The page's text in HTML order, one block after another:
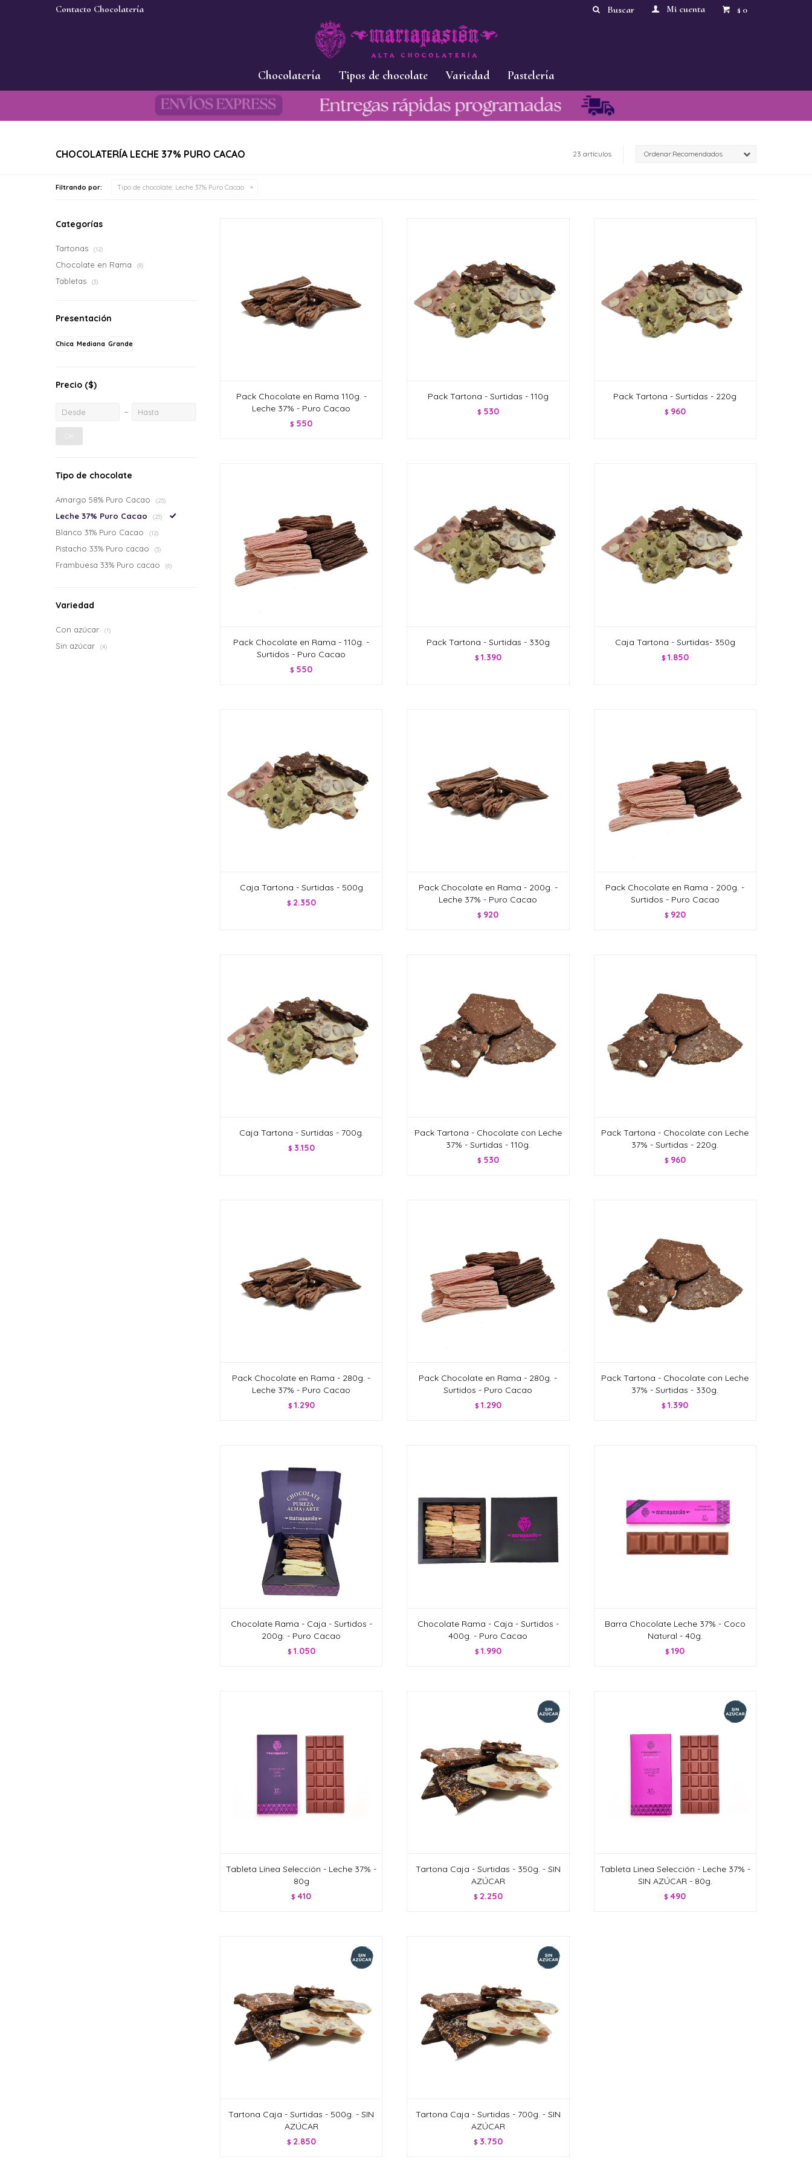
Chocolatería Tipos de chocolate Variedad Pastelería
$ 0
Contacto Chocolatería
CHOCOLATERÍA LECHE 37% PURO CACAO 23 artículos Recomendados
Filtrando por: Tipo de chocolate: Leche 37% Puro Cacao
Pack Chocolate en Rama 110g. -
Leche 37% - Puro Cacao
$ 550
Pack Tartona - Surtidas - 110g
$ 530
Pack Tartona - Surtidas - 220g
$ 960
Pack Chocolate en Rama - 110g. -
Surtidos - Puro Cacao
$ 550
Pack Tartona - Surtidas - 330g
$ 1.390
Caja Tartona - Surtidas- 350g
$ 1.850
Caja Tartona - Surtidas - 500g
$ 2.350
Pack Chocolate en Rama - 200g. -
Leche 37% - Puro Cacao
$ 920
Pack Chocolate en Rama - 200g. -
Surtidos - Puro Cacao
$ 920
Caja Tartona - Surtidas - 700g.
$ 3.150
Pack Tartona - Chocolate con Leche
37% - Surtidas - 110g.
$ 530
Pack Tartona - Chocolate con Leche
37% - Surtidas - 220g.
$ 960
Pack Chocolate en Rama - 280g. -
Leche 37% - Puro Cacao
$ 1.290
Pack Chocolate en Rama - 280g. -
Surtidos - Puro Cacao
$ 1.290
Pack Tartona - Chocolate con Leche
37% - Surtidas - 330g.
$ 1.390
Chocolate Rama - Caja - Surtidos -
200g. - Puro Cacao
$ 1.050
Chocolate Rama - Caja - Surtidos -
400g. - Puro Cacao
$ 1.990
Barra Chocolate Leche 37% - Coco
Natural - 40g.
$ 190
Tableta Línea Selección - Leche 37% -
80g
$ 410
Tartona Caja - Surtidas - 350g. - SIN
AZÚCAR
$ 2.250
Tableta Linea Selección - Leche 37% -
SIN AZÚCAR - 80g.
$ 490
Tartona Caja - Surtidas - 500g. - SIN
AZÚCAR
$ 2.850
Tartona Caja - Surtidas - 700g. - SIN
AZÚCAR
$ 3.750
Categorías
Tartonas (12)
Chocolate en Rama (8)
Tabletas (3)
Presentación
Chica Mediana Grande
Precio ($)
Tipo de chocolate
Amargo 58% Puro Cacao (25)
Leche 37% Puro Cacao (23)
Blanco 31% Puro Cacao (12)
Pistacho 33% Puro cacao (3)
Frambuesa 33% Puro cacao (6)
Variedad
Con azúcar (1)
Sin azúcar (4)